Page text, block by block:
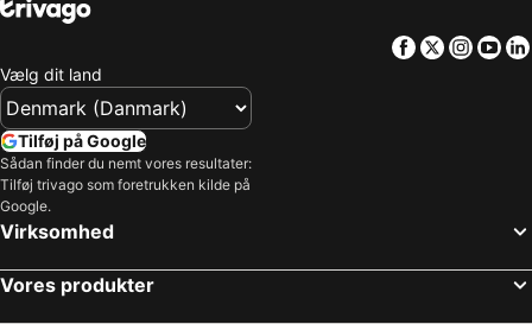
Facebook
Twitter
Vælg dit land
Tilføj på Google
Sådan finder du nemt vores resultater:
Tilføj trivago som foretrukken kilde på
Google.
Virksomhed
Vores produkter